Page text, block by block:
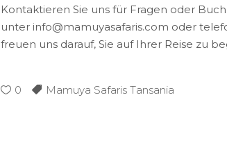
Kontaktieren Sie uns für Fragen oder
unter info@mamuyasafaris.com oder
freuen uns darauf, Sie auf Ihrer Reise zu
0 Mamuya Safaris Tansania